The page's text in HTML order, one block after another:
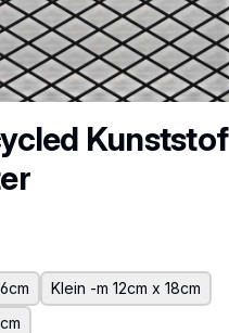
Kunststof
Klein -m 12cm x 18cm